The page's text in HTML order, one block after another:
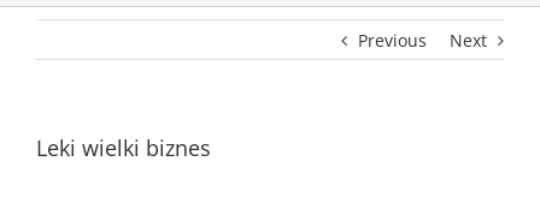
Previous Next
Leki wielki biznes